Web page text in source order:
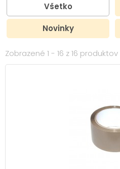
Všetko
Novinky
Zobrazené 1 - 16 z 16 produktov